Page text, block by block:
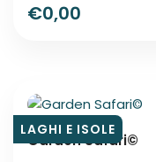
€0,00
LAGHI E ISOLE
Garden Safari©